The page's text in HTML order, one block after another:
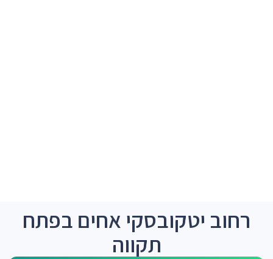
רחוב יטקובסקי אחים בפתח
תקווה